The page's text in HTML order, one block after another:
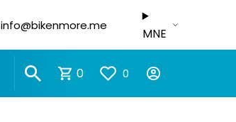
info@bikenmore.me
MNE
0 0